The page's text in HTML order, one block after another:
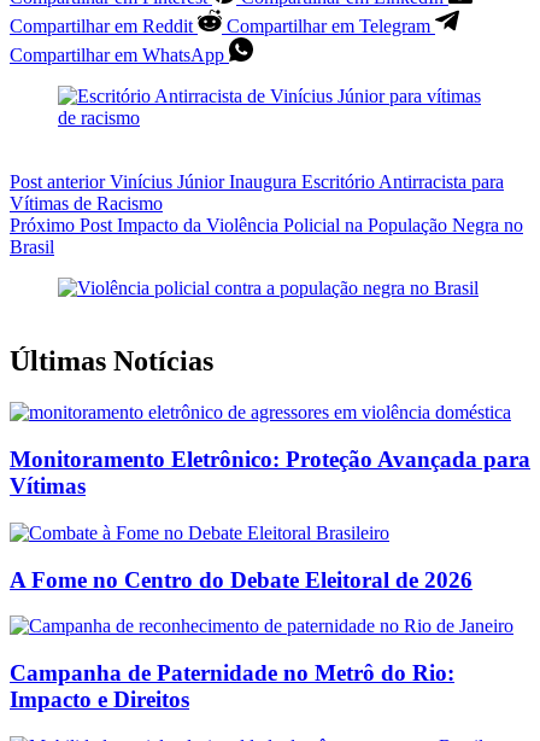
Compartilhar em Reddit
Compartilhar em Telegram
Compartilhar em WhatsApp
Post anteriorVinícius Júnior Inaugura Escritório Antirracista para
Vítimas de Racismo
Próximo Post Impacto da Violência Policial na População Negra no
Brasil
Últimas Notícias
Monitoramento Eletrônico: Proteção Avançada para
Vítimas
A Fome no Centro do Debate Eleitoral de 2026
Campanha de Paternidade no Metrô do Rio:
Impacto e Direitos